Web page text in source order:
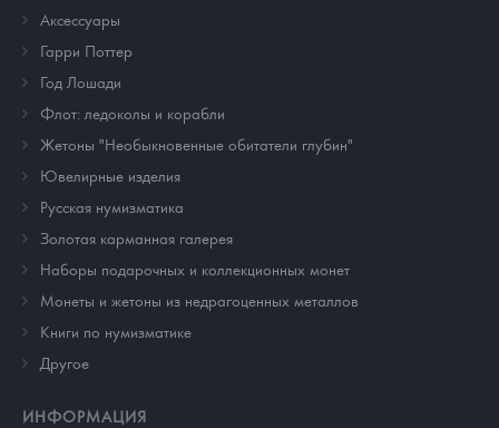
Аксессуары
Гарри Поттер
Год Лошади
Флот: ледоколы и корабли
Жетоны "Необыкновенные обитатели глубин"
Ювелирные изделия
Русская нумизматика
Золотая карманная галерея
Наборы подарочных и коллекционных монет
Монеты и жетоны из недрагоценных металлов
Книги по нумизматике
Другое
ИНФОРМАЦИЯ